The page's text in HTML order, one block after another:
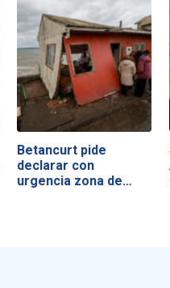
Betancurt pide
declarar con
urgencia zona de…